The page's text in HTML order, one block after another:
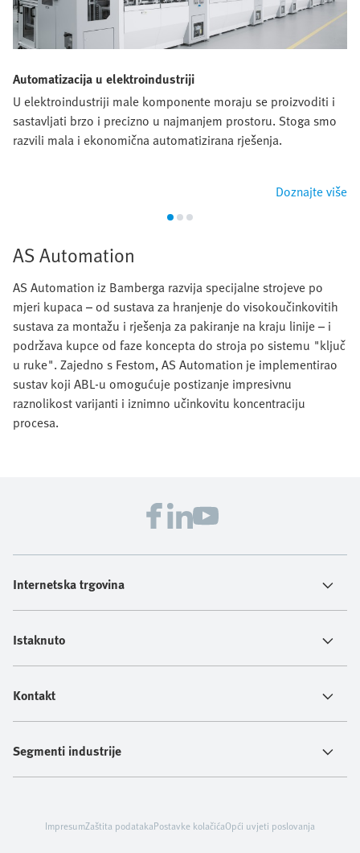
Automatizacija u elektroindustriji
U elektroindustriji male komponente moraju se proizvoditi i
sastavljati brzo i precizno u najmanjem prostoru. Stoga smo
razvili mala i ekonomična automatizirana rješenja.
Doznajte više
AS Automation
AS Automation iz Bamberga razvija specijalne strojeve po
mjeri kupaca – od sustava za hranjenje do visokoučinkovitih
sustava za montažu i rješenja za pakiranje na kraju linije – i
podržava kupce od faze koncepta do stroja po sistemu "ključ
u ruke". Zajedno s Festom, AS Automation je implementirao
sustav koji ABL-u omogućuje postizanje impresivnu
raznolikost varijanti i iznimno učinkovitu koncentraciju
procesa.
Internetska trgovina
Istaknuto
Kontakt
Segmenti industrije
ImpresumZaštita podatakaPostavke kolačićaOpći uvjeti poslovanja